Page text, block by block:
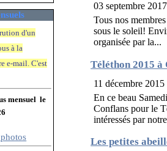
d'un
à la
e-mail. C'est
mensuel le
03 septembre 2017
Tous nos
sous le soleil!
organisée par la...
Téléthon 2015 à
11 décembre 2015
En ce beau
Conflans pour le
intéressés par
Les petites